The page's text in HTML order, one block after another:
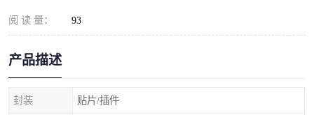
阅 读 量： 93
产品描述
封装 贴片/插件